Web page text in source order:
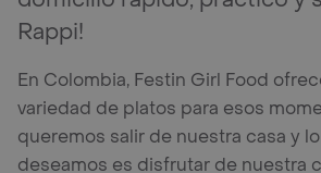
Rappi!
En Colombia, Festin Girl Food
variedad de platos para esos
queremos salir de nuestra casa y
deseamos es disfrutar de nuestra